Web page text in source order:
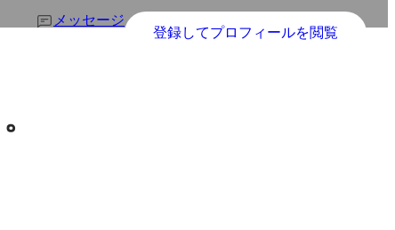
メッセージ
登録してプロフィールを閲覧
。